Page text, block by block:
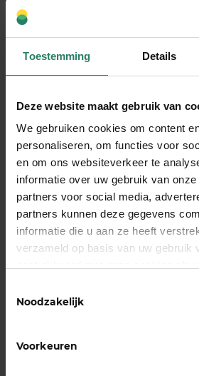
Toestemming Details
Deze website maakt gebruik van
We gebruiken cookies om content
personaliseren, om functies voor
en om ons websiteverkeer te
informatie over uw gebruik van
partners voor social media,
partners kunnen deze gegevens
informatie die u aan ze heeft
verzameld op basis van uw gebruik
Noodzakelijk
Voorkeuren
5. Administratie =
Voor de meeste zelfstandig
werk, dat ze het liefst zouden
zelf de administratie doen,
inzicht in je financiële
administratie als afwisseling op
en ontdek dat het eigenlijk
En als ik ziek
En dat andere nadeel, die van
je eigen oplossing kiezen,
Welk nadelen van het